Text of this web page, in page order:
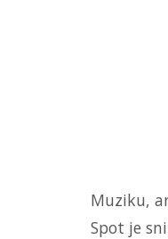
Muziku,
Spot je